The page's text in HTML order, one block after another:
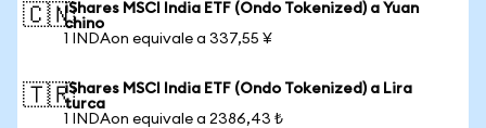
🇨🇳iShares MSCI India ETF (Ondo Tokenized) a Yuan
chino
1 INDAon equivale a 337,55 ¥
🇹🇷iShares MSCI India ETF (Ondo Tokenized) a Lira
turca
1 INDAon equivale a 2386,43 ₺